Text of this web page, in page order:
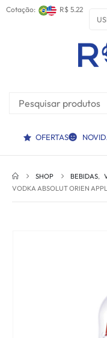
Cotação: R$ 5.22
OFERTAS
SHOP BEBIDAS,
VODKA ABSOLUT ORIEN